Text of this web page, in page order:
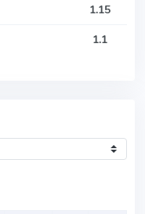
1.15
1.1